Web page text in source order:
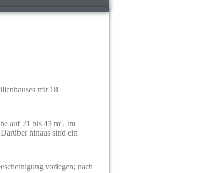
mit 18
auf 21 bis 43 m². Im
hinaus sind ein
vorlegen; nach